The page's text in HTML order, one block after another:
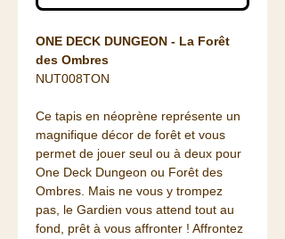
ONE DECK DUNGEON - La Forêt
des Ombres
NUT008TON
Ce tapis en néoprène représente un
magnifique décor de forêt et vous
permet de jouer seul ou à deux pour
One Deck Dungeon ou Forêt des
Ombres. Mais ne vous y trompez
pas, le Gardien vous attend tout au
fond, prêt à vous affronter ! Affrontez